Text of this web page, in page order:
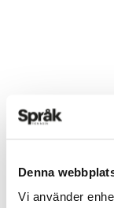
Denna
Vi använder